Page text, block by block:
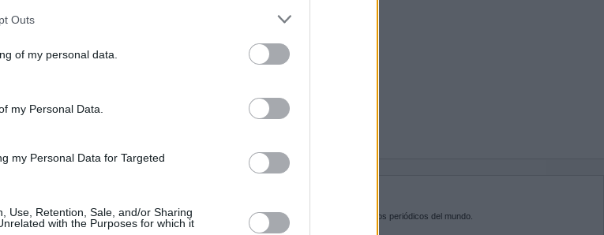
Outs
of my personal data.
my Personal Data.
my Personal Data for Targeted
Use, Retention, Sale, and/or Sharing
with the Purposes for which it
los controles a viajeros de
Kiosko.net es la puerta de entrada a los periódicos del mundo.